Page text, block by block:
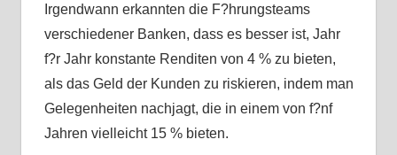
Irgendwann erkannten die F?hrungsteams
verschiedener Banken, dass es besser ist, Jahr
f?r Jahr konstante Renditen von 4 % zu bieten,
als das Geld der Kunden zu riskieren, indem man
Gelegenheiten nachjagt, die in einem von f?nf
Jahren vielleicht 15 % bieten.